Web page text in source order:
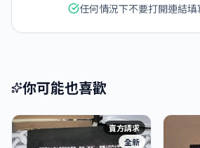
任何情況下不要打開連結
你可能也喜歡
賣方請求
全新